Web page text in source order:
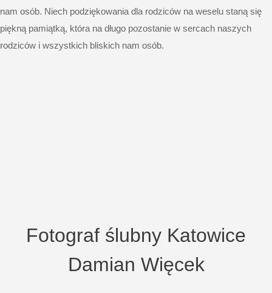
nam osób. Niech podziękowania dla rodziców na weselu staną się
piękną pamiątką, która na długo pozostanie w sercach naszych
rodziców i wszystkich bliskich nam osób.
Fotograf ślubny Katowice
Damian Więcek